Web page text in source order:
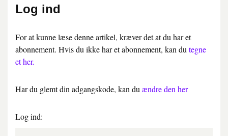
Log ind
For at kunne læse denne artikel, kræver det at du har et
abonnement. Hvis du ikke har et abonnement, kan du tegne
et her.
Har du glemt din adgangskode, kan du ændre den her
Log ind: